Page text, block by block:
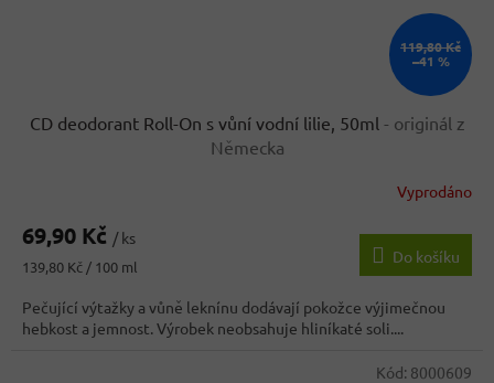
119,80 Kč
–41 %
CD deodorant Roll-On s vůní vodní lilie, 50ml - originál z
Německa
produktu
4,0
z
5
hvězdiček.
Vyprodáno
69,90 Kč / ks
Měrná
139,80 Kč / 100 ml
Do košíku
Pečující výtažky a vůně leknínu dodávají pokožce výjimečnou
hebkost a jemnost. Výrobek neobsahuje hliníkaté soli....
Kód: 8000609